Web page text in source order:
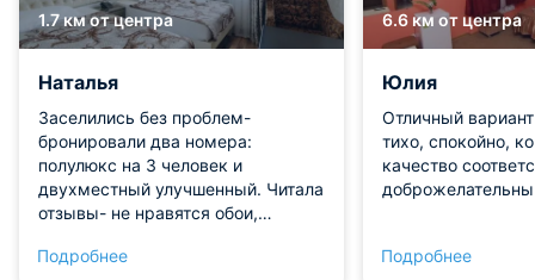
1.7 км от центра
Наталья
Заселились без проблем-
бронировали два номера:
полулюкс на 3 человек и
двухместный улучшенный. Читала
отзывы- не нравятся обои,
вываливаются .. Мы были
Подробнее
6.6 км от центра
Юлия
Отличный
тихо, спокойно,
качество
Подробнее